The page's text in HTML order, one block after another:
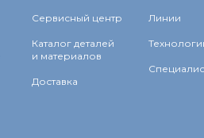
Сервисный центр
Каталог деталей
и материалов
Доставка
Линии